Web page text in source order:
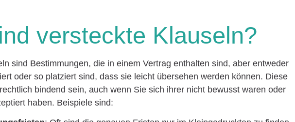
versteckte Klauseln?
sind Bestimmungen, die in einem Vertrag enthalten sind, aber entweder
oder so platziert sind, dass sie leicht übersehen werden können. Diese
bindend sein, auch wenn Sie sich ihrer nicht bewusst waren oder
haben. Beispiele sind: